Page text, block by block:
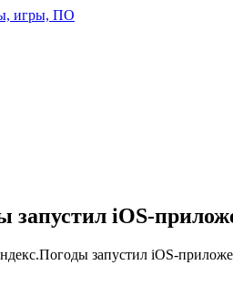
запустил iOS-
запустил iOS-